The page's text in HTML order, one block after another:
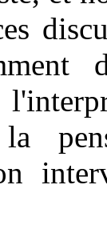
la